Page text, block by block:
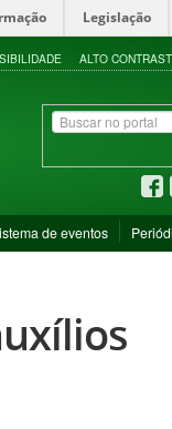
Legislação
ALTO
de eventos